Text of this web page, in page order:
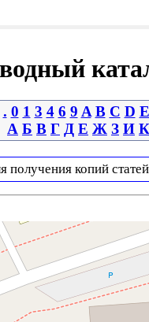
. 0 1 3 4 6 9 A B C D E
А Б В Г Д Е Ж З И К
получения копий